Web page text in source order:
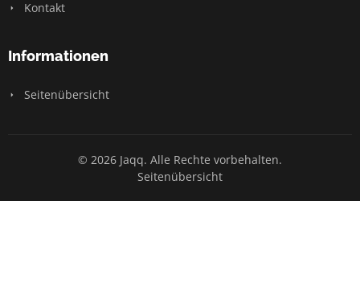
Kontakt
Informationen
Seitenübersicht
© 2026 Jaqq. Alle Rechte vorbehalten.
Seitenübersicht